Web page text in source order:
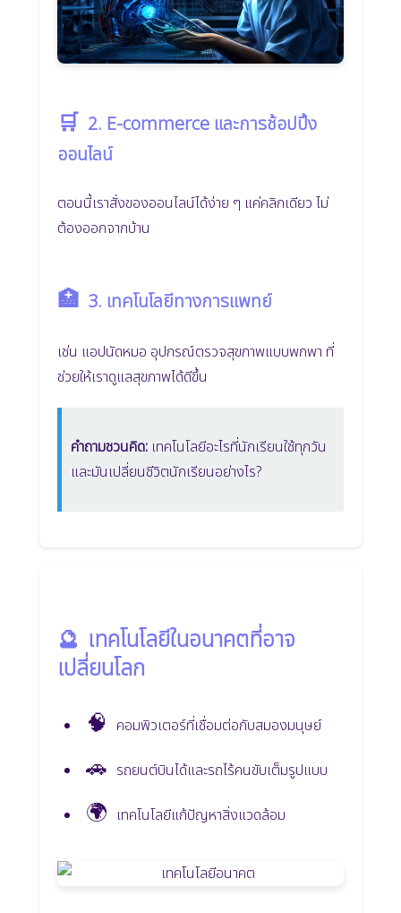
🛒 2. E-commerce และการช้อปปิ้ง
ออนไลน์
ตอนนี้เราสั่งของออนไลน์ได้ง่าย ๆ แค่คลิกเดียว ไม่
ต้องออกจากบ้าน
🏥 3. เทคโนโลยีทางการแพทย์
เช่น แอปนัดหมอ อุปกรณ์ตรวจสุขภาพแบบพกพา ที่
ช่วยให้เราดูแลสุขภาพได้ดีขึ้น
คำถามชวนคิด: เทคโนโลยีอะไรที่นักเรียนใช้ทุกวัน
และมันเปลี่ยนชีวิตนักเรียนอย่างไร?
🔮 เทคโนโลยีในอนาคตที่อาจ
เปลี่ยนโลก
🧠 คอมพิวเตอร์ที่เชื่อมต่อกับสมองมนุษย์
🚗 รถยนต์บินได้และรถไร้คนขับเต็มรูปแบบ
🌍 เทคโนโลยีแก้ปัญหาสิ่งแวดล้อม